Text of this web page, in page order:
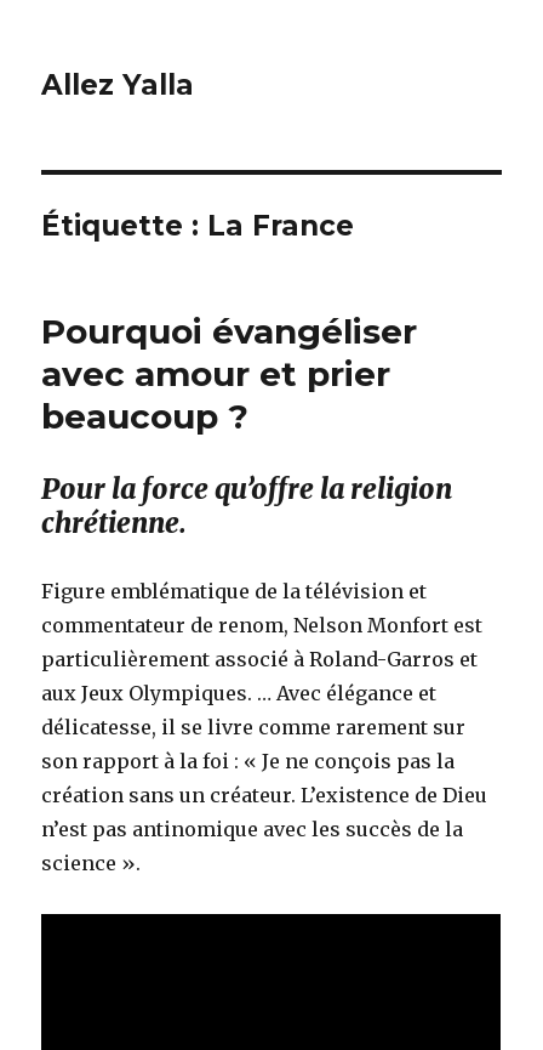
Allez Yalla
Étiquette : La France
Pourquoi évangéliser
avec amour et prier
beaucoup ?
Pour la force qu’offre la religion
chrétienne.
Figure emblématique de la télévision et
commentateur de renom, Nelson Monfort est
particulièrement associé à Roland-Garros et
aux Jeux Olympiques. … Avec élégance et
délicatesse, il se livre comme rarement sur
son rapport à la foi : « Je ne conçois pas la
création sans un créateur. L’existence de Dieu
n’est pas antinomique avec les succès de la
science ».